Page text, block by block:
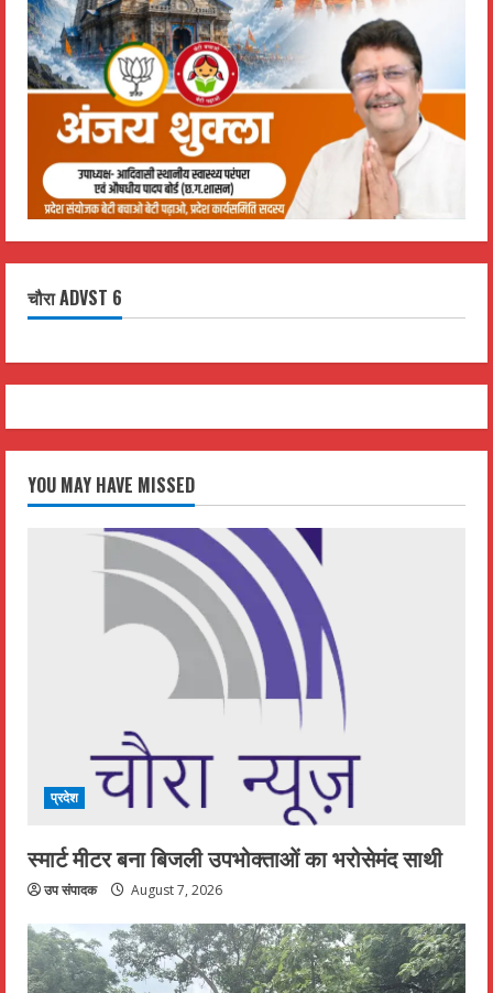
चौरा ADVST 6
YOU MAY HAVE MISSED
प्रदेश
स्मार्ट मीटर बना बिजली उपभोक्ताओं का भरोसेमंद साथी
उप संपादक August 7, 2026